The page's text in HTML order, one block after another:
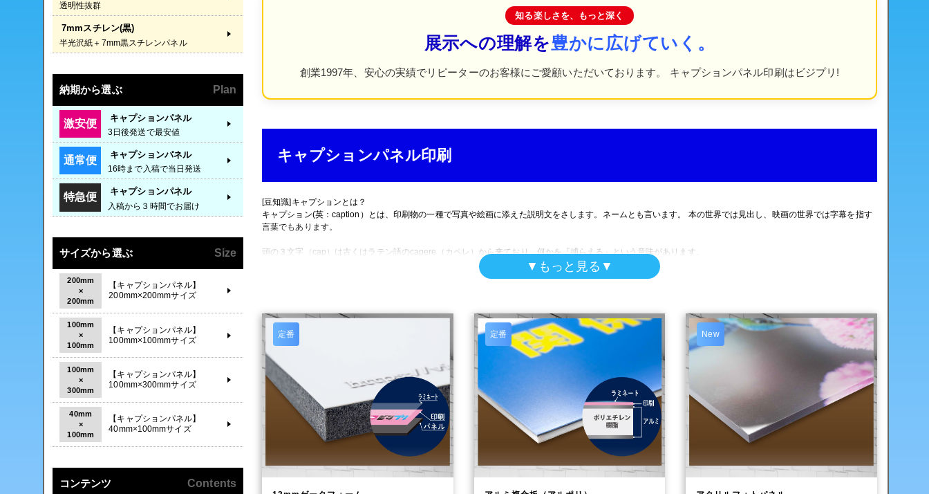
知る楽しさを、もっと深く
展示への理解を豊かに広げていく。
創業1997年、安心の実績でリピーターのお客様にご愛顧いただいております。 キャプションパネル印刷はビジプリ!
キャプションパネル印刷
[豆知識]キャプションとは？
キャプション(英：caption）とは、印刷物の一種で写真や絵画に添えた説明文をさします。ネームとも言います。 本の世界では見出し、映画の世界では字幕を指す
言葉でもあります。
頭の３文字（cap）は古くはラテン語のcapere（カペレ）から来ており、何かを『捕らえる』という意味があります。
また、後半の４文字（tion）は『～すること』という意味がありますので、captionという言葉には全体として『捕らえること』という意味があります。
▼もっと見る▼
定番 定番 New
透明性抜群
7mmスチレン(黒)
半光沢紙＋7mm黒スチレンパネル
納期から選ぶ Plan
激安便 キャプションパネル
3日後発送で最安値
通常便 キャプションパネル
16時まで入稿で当日発送
特急便 キャプションパネル
入稿から３時間でお届け
サイズから選ぶ Size
200mm
×
200mm
【キャプションパネル】
200mm×200mmサイズ
100mm
×
100mm
【キャプションパネル】
100mm×100mmサイズ
100mm
×
300mm
【キャプションパネル】
100mm×300mmサイズ
40mm
×
100mm
【キャプションパネル】
40mm×100mmサイズ
コンテンツ Contents